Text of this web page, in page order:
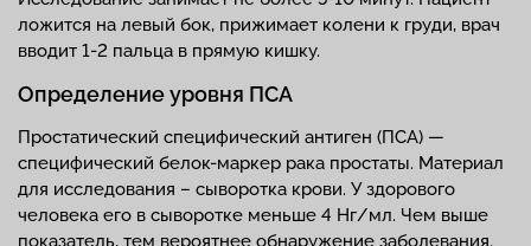
ложится на левый бок, прижимает колени к груди, врач
вводит 1-2 пальца в прямую кишку.
Определение уровня ПСА
Простатический специфический антиген (ПСА) —
специфический белок-маркер рака простаты. Материал
для исследования – сыворотка крови. У здорового
человека его в сыворотке меньше 4 Нг/мл. Чем выше
показатель, тем вероятнее обнаружение заболевания.